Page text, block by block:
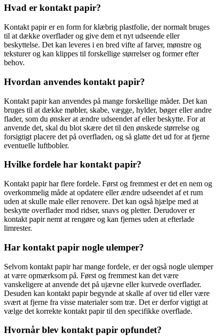
Hvad er kontakt papir?
Kontakt papir er en form for klæbrig plastfolie, der normalt bruges
til at dække overflader og give dem et nyt udseende eller
beskyttelse. Det kan leveres i en bred vifte af farver, mønstre og
teksturer og kan klippes til forskellige størrelser og former efter
behov.
Hvordan anvendes kontakt papir?
Kontakt papir kan anvendes på mange forskellige måder. Det kan
bruges til at dække møbler, skabe, vægge, hylder, bøger eller andre
flader, som du ønsker at ændre udseendet af eller beskytte. For at
anvende det, skal du blot skære det til den ønskede størrelse og
forsigtigt placere det på overfladen, og så glatte det ud for at fjerne
eventuelle luftbobler.
Hvilke fordele har kontakt papir?
Kontakt papir har flere fordele. Først og fremmest er det en nem og
overkommelig måde at opdatere eller ændre udseendet af et rum
uden at skulle male eller renovere. Det kan også hjælpe med at
beskytte overflader mod ridser, snavs og pletter. Derudover er
kontakt papir nemt at rengøre og kan fjernes uden at efterlade
limrester.
Har kontakt papir nogle ulemper?
Selvom kontakt papir har mange fordele, er der også nogle ulemper
at være opmærksom på. Først og fremmest kan det være
vanskeligere at anvende det på ujævne eller kurvede overflader.
Desuden kan kontakt papir begynde at skalle af over tid eller være
svært at fjerne fra visse materialer som træ. Det er derfor vigtigt at
vælge det korrekte kontakt papir til den specifikke overflade.
Hvornår blev kontakt papir opfundet?